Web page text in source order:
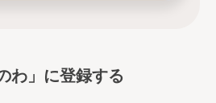
わ」に登録する